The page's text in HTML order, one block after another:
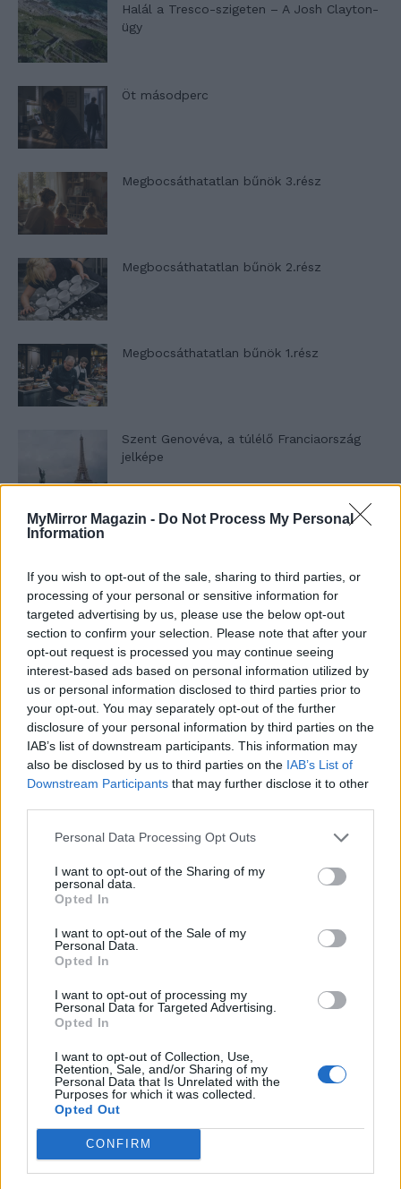
MyMirror Magazin - Do Not Process My Personal
Information
If you wish to opt-out of the sale, sharing to third parties, or
processing of your personal or sensitive information for
targeted advertising by us, please use the below opt-out
section to confirm your selection. Please note that after your
opt-out request is processed you may continue seeing
interest-based ads based on personal information utilized by
us or personal information disclosed to third parties prior to
your opt-out. You may separately opt-out of the further
disclosure of your personal information by third parties on the
IAB’s list of downstream participants. This information may
also be disclosed by us to third parties on the IAB’s List of
Downstream Participants that may further disclose it to other
Personal Data Processing Opt Outs
I want to opt-out of the Sharing of my
personal data.
Opted In
I want to opt-out of the Sale of my
Personal Data.
Opted In
I want to opt-out of processing my
Personal Data for Targeted Advertising.
Opted In
I want to opt-out of Collection, Use,
Retention, Sale, and/or Sharing of my
Personal Data that Is Unrelated with the
Purposes for which it was collected.
Opted Out
CONFIRM
Halál a Tresco-szigeten – A Josh Clayton-
ügy
Öt másodperc
Megbocsáthatatlan bűnök 3.rész
Megbocsáthatatlan bűnök 2.rész
Megbocsáthatatlan bűnök 1.rész
Szent Genovéva, a túlélő Franciaország
jelképe
Minka 12. rész
Minka 11. rész
T. szereti a fiatal lányokat 14. rész
Pedig szóltam… – Miért nem hiszünk a
A legidegesítőbb kifejezések laza
gyűjteménye
Elyna Robbs: Adéle és az örökölt árnyak
A világ legismertebb ruhái